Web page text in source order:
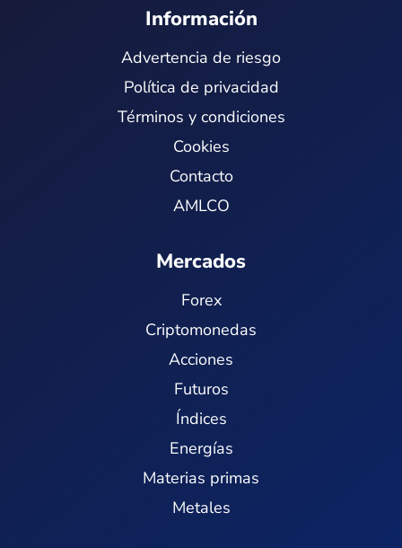
Información
Advertencia de riesgo
Política de privacidad
Términos y condiciones
Cookies
Contacto
AMLCO
Mercados
Forex
Criptomonedas
Acciones
Futuros
Índices
Energías
Materias primas
Metales